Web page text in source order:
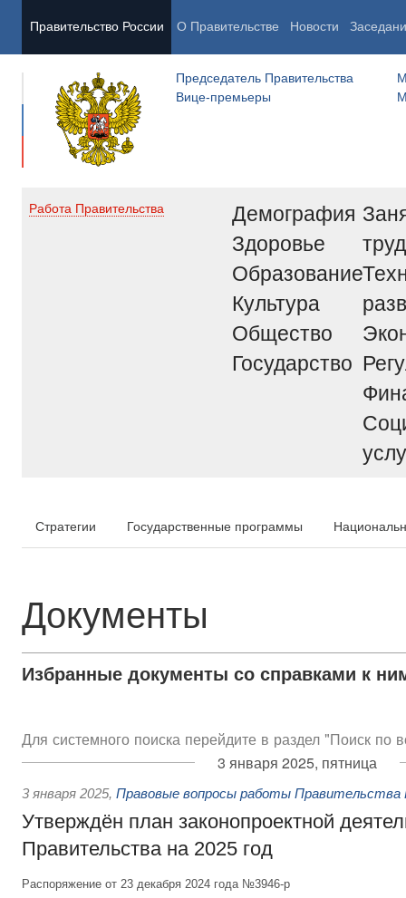
Правительство России О Правительстве Новости
Председатель Правительства
Вице-премьеры
Работа Правительства
Демография
Здоровье
Образование
Культура
Общество
Государство
труд
Стратегии Государственные программы
Документы
Избранные документы со справками к
Для системного поиска перейдите в раздел "Поиск по
3 января 2025, пятница
3 января 2025, Правовые вопросы работы Правительства
Утверждён план законопроектной
Правительства на 2025 год
Распоряжение от 23 декабря 2024 года №3946-р